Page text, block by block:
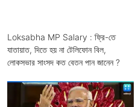
Loksabha MP Salary : ফ্রি-তে
যাতায়াত, দিতে হয় না টেলিফোন বিল,
লোকসভার সাংসদ কত বেতন পান জানেন ?